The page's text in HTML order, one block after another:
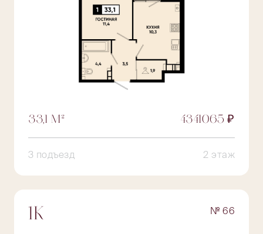
33,1 М² 4341065 ₽
3 подъезд 2 этаж
1К № 66